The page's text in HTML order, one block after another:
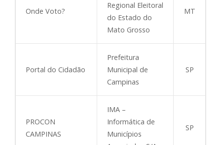
Onde Voto?
Regional Eleitoral
do Estado do
Mato Grosso
MT
Portal do Cidadão
Prefeitura
Municipal de
Campinas
SP
PROCON
CAMPINAS
IMA –
Informática de
Municípios
SP